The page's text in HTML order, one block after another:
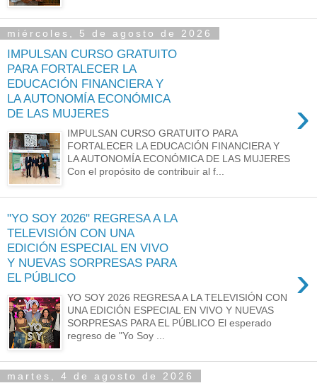
miércoles, 5 de agosto de 2026
IMPULSAN CURSO GRATUITO
PARA FORTALECER LA
EDUCACIÓN FINANCIERA Y
LA AUTONOMÍA ECONÓMICA
DE LAS MUJERES
›
IMPULSAN CURSO GRATUITO PARA
FORTALECER LA EDUCACIÓN FINANCIERA Y
LA AUTONOMÍA ECONÓMICA DE LAS MUJERES
Con el propósito de contribuir al f...
"YO SOY 2026" REGRESA A LA
TELEVISIÓN CON UNA
EDICIÓN ESPECIAL EN VIVO
Y NUEVAS SORPRESAS PARA
EL PÚBLICO
›
YO SOY 2026 REGRESA A LA TELEVISIÓN CON
UNA EDICIÓN ESPECIAL EN VIVO Y NUEVAS
SORPRESAS PARA EL PÚBLICO El esperado
regreso de "Yo Soy ...
martes, 4 de agosto de 2026